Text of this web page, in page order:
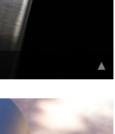
más >>